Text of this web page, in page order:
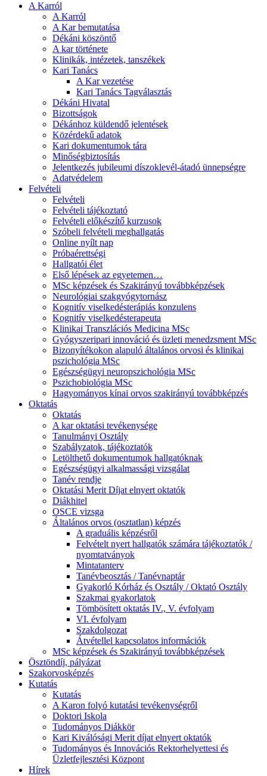
A Karról
A Karról
A Kar bemutatása
Dékáni köszöntő
A kar története
Klinikák, intézetek, tanszékek
Kari Tanács
A Kar vezetése
Kari Tanács Tagválasztás
Dékáni Hivatal
Bizottságok
Dékánhoz küldendő jelentések
Közérdekű adatok
Kari dokumentumok tára
Minőségbiztosítás
Jelentkezés jubileumi díszoklevél-átadó ünnepségre
Adatvédelem
Felvételi
Felvételi
Felvételi tájékoztató
Felvételi előkészítő kurzusok
Szóbeli felvételi meghallgatás
Online nyílt nap
Próbaérettségi
Hallgatói élet
Első lépések az egyetemen…
MSc képzések és Szakirányú továbbképzések
Neurológiai szakgyógytornász
Kognitív viselkedésterápiás konzulens
Kognitív viselkedésterapeuta
Klinikai Transzlációs Medicina MSc
Gyógyszeripari innováció és üzleti menedzsment MSc
Bizonyítékokon alapuló általános orvosi és klinikai
pszichológia MSc
Egészségügyi neuropszichológia MSc
Pszichobiológia MSc
Hagyományos kínai orvos szakirányú továbbképzés
Oktatás
Oktatás
A kar oktatási tevékenysége
Tanulmányi Osztály
Szabályzatok, tájékoztatók
Letölthető dokumentumok hallgatóknak
Egészségügyi alkalmassági vizsgálat
Tanév rendje
Oktatási Merit Díjat elnyert oktatók
Diákhitel
OSCE vizsga
Általános orvos (osztatlan) képzés
A graduális képzésről
Felvételt nyert hallgatók számára tájékoztatók /
nyomtatványok
Mintatanterv
Tanévbeosztás / Tanévnaptár
Gyakorló Kórház és Osztály / Oktató Osztály
Szakmai gyakorlatok
Tömbösített oktatás IV., V. évfolyam
VI. évfolyam
Szakdolgozat
Átvétellel kapcsolatos információk
MSc képzések és Szakirányú továbbképzések
Ösztöndíj, pályázat
Szakorvosképzés
Kutatás
Kutatás
A Karon folyó kutatási tevékenységről
Doktori Iskola
Tudományos Diákkör
Kari Kiválósági Merit díjat elnyert oktatók
Tudományos és Innovációs Rektorhelyettesi és
Üzletfejlesztési Központ
Hírek